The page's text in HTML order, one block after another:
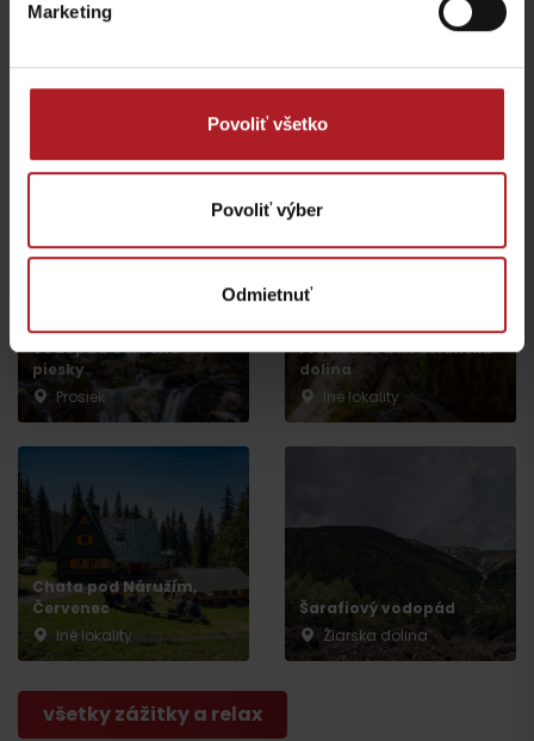
Marketing
Povoliť všetko
Povoliť výber
Odmietnuť
Veľké Borové
Kvačianska dolina
Iné lokality
Vodopád Červené
piesky
Prosiek
Prosiecka a Kvačianska
dolina
Iné lokality
Chata pod Náružím,
Červenec
Iné lokality
Šarafiový vodopád
Žiarska dolina
všetky zážitky a relax
Odchod